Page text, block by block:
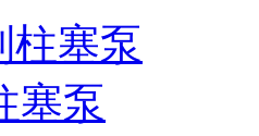
柱塞泵
塞泵